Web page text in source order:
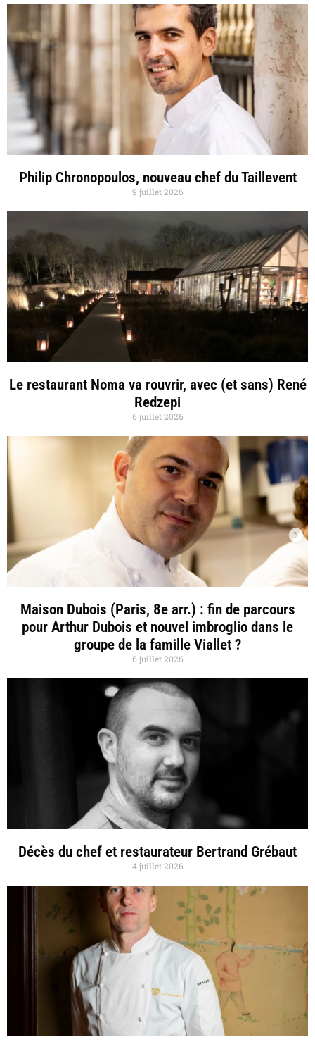
Philip Chronopoulos, nouveau chef du Taillevent
9 juillet 2026
Le restaurant Noma va rouvrir, avec (et sans) René
Redzepi
6 juillet 2026
Maison Dubois (Paris, 8e arr.) : fin de parcours
pour Arthur Dubois et nouvel imbroglio dans le
groupe de la famille Viallet ?
6 juillet 2026
Décès du chef et restaurateur Bertrand Grébaut
4 juillet 2026